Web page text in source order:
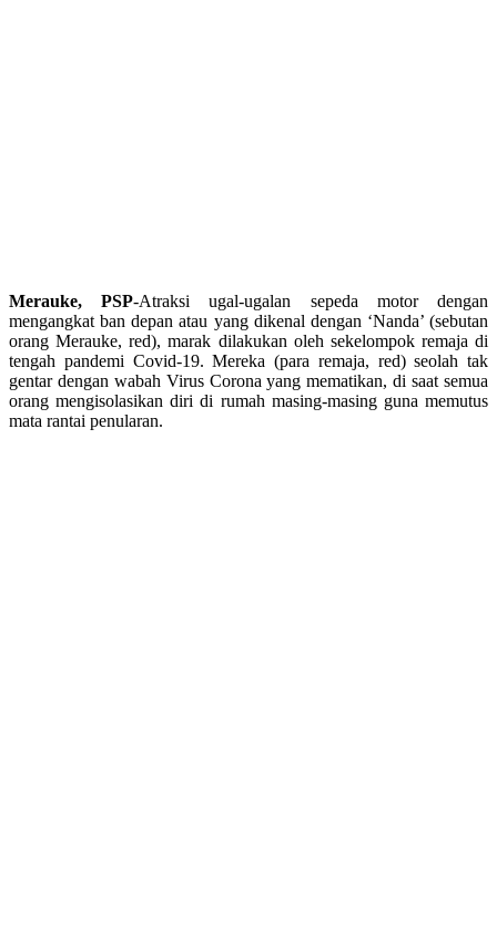
Merauke, PSP-Atraksi ugal-ugalan sepeda motor dengan
mengangkat ban depan atau yang dikenal dengan ‘Nanda’ (sebutan
orang Merauke, red), marak dilakukan oleh sekelompok remaja di
tengah pandemi Covid-19. Mereka (para remaja, red) seolah tak
gentar dengan wabah Virus Corona yang mematikan, di saat semua
orang mengisolasikan diri di rumah masing-masing guna memutus
mata rantai penularan.